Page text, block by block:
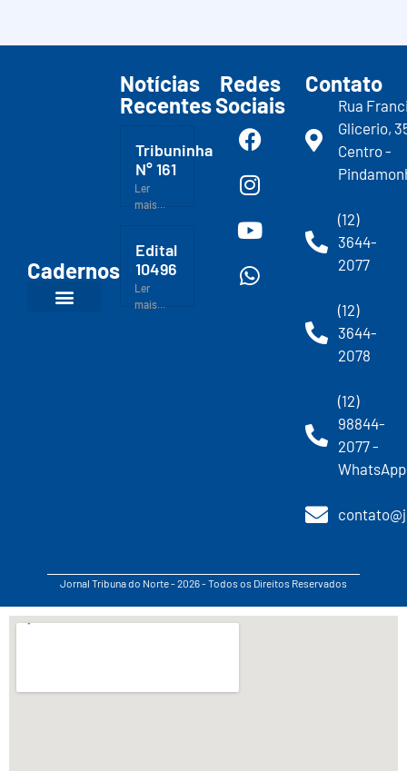
Cadernos
Notícias
Recentes
Tribuninha
N° 161
Ler
mais...
Edital
10496
Ler
mais...
Redes
Sociais
Contato
Rua
Glicerio,
Centro -
(12)
3644-
2077
(12)
3644-
2078
(12)
98844-
2077 -
WhatsApp
Jornal Tribuna do Norte - 2026 - Todos os Direitos Reservados